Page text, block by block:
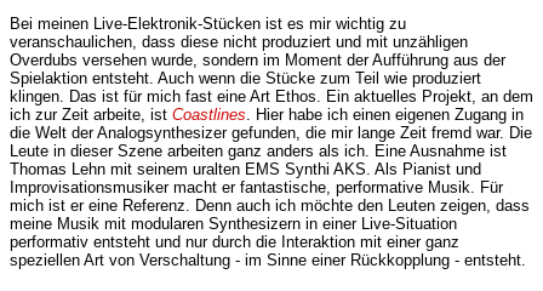
Bei meinen Live-Elektronik-Stücken ist es mir wichtig zu
veranschaulichen, dass diese nicht produziert und mit unzähligen
Overdubs versehen wurde, sondern im Moment der Aufführung aus der
Spielaktion entsteht. Auch wenn die Stücke zum Teil wie produziert
klingen. Das ist für mich fast eine Art Ethos. Ein aktuelles Projekt, an dem
ich zur Zeit arbeite, ist Coastlines . Hier habe ich einen eigenen Zugang in
die Welt der Analogsynthesizer gefunden, die mir lange Zeit fremd war. Die
Leute in dieser Szene arbeiten ganz anders als ich. Eine Ausnahme ist
Thomas Lehn mit seinem uralten EMS Synthi AKS. Als Pianist und
Improvisationsmusiker macht er fantastische, performative Musik. Für
mich ist er eine Referenz. Denn auch ich möchte den Leuten zeigen, dass
meine Musik mit modularen Synthesizern in einer Live-Situation
performativ entsteht und nur durch die Interaktion mit einer ganz
speziellen Art von Verschaltung - im Sinne einer Rückkopplung - entsteht.